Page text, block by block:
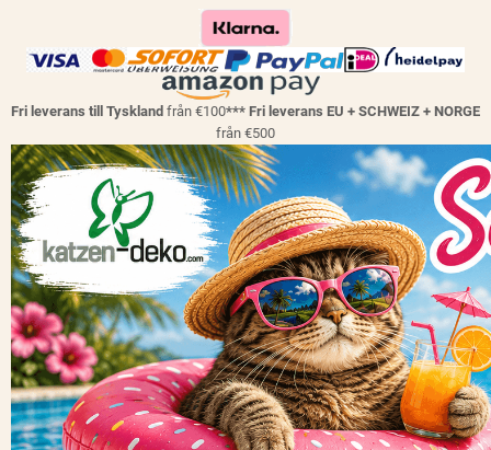
Fri leverans till Tyskland från €100*** Fri leverans EU + SCHWEIZ + NORGE
från €500